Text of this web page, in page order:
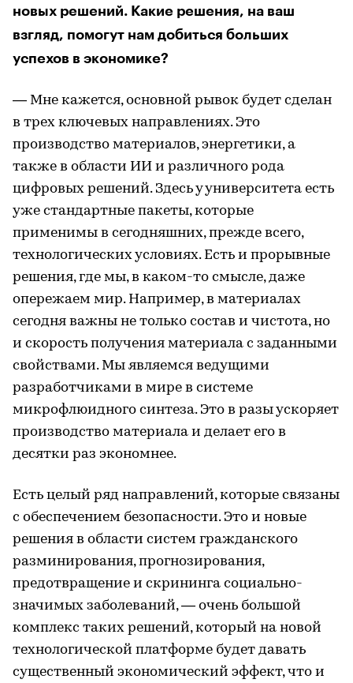
новых решений. Какие решения, на ваш
взгляд, помогут нам добиться больших
успехов в экономике?
— Мне кажется, основной рывок будет сделан
в трех ключевых направлениях. Это
производство материалов, энергетики, а
также в области ИИ и различного рода
цифровых решений. Здесь у университета есть
уже стандартные пакеты, которые
применимы в сегодняшних, прежде всего,
технологических условиях. Есть и прорывные
решения, где мы, в каком-то смысле, даже
опережаем мир. Например, в материалах
сегодня важны не только состав и чистота, но
и скорость получения материала с заданными
свойствами. Мы являемся ведущими
разработчиками в мире в системе
микрофлюидного синтеза. Это в разы ускоряет
производство материала и делает его в
десятки раз экономнее.
Есть целый ряд направлений, которые связаны
с обеспечением безопасности. Это и новые
решения в области систем гражданского
разминирования, прогнозирования,
предотвращение и скрининга социально-
значимых заболеваний, — очень большой
комплекс таких решений, который на новой
технологической платформе будет давать
существенный экономический эффект, что и